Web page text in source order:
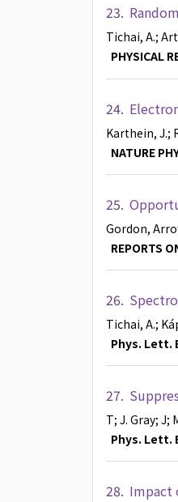
23.
Tichai, A.;
PHYSICAL
24.
Karthein, J.;
NATURE
25.
Gordon,
REPORTS
26.
Tichai, A.;
Phys. Lett.
27.
T; J. Gray; J;
Phys. Lett.
28. Impact